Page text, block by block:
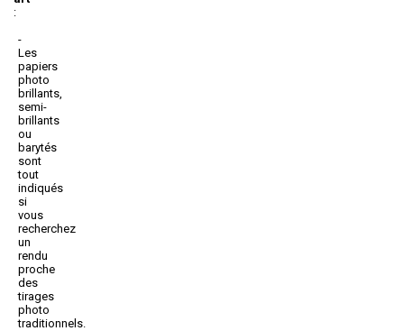
:
Les
papiers
photo
brillants,
semi-
brillants
ou
barytés
sont
tout
indiqués
si
vous
recherchez
un
rendu
proche
des
tirages
photo
traditionnels.